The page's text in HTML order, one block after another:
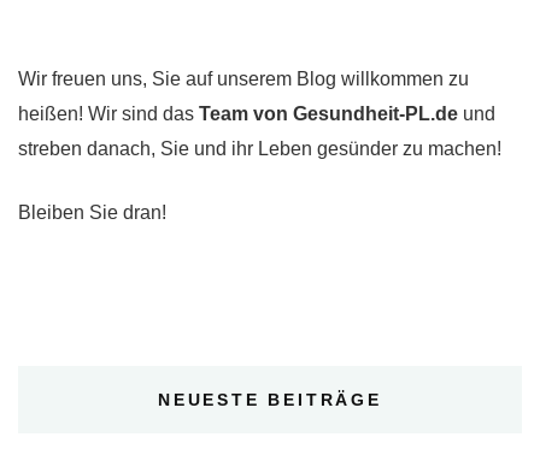
Wir freuen uns, Sie auf unserem Blog willkommen zu
heißen! Wir sind das Team von Gesundheit-PL.de und
streben danach, Sie und ihr Leben gesünder zu machen!
Bleiben Sie dran!
NEUESTE BEITRÄGE